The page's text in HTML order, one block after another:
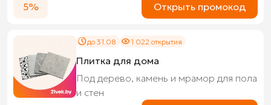
5%
Открыть промокод
до 31.08 1 022 открытия
Плитка для дома
Под дерево, камень и мрамор для пола
и стен